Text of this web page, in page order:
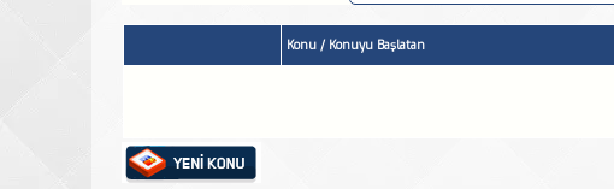
Konu/ Konuyu Başlatan